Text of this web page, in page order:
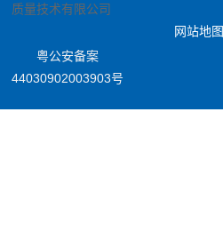
质量技术有限公司
网站地图
粤公安备案
44030902003903号